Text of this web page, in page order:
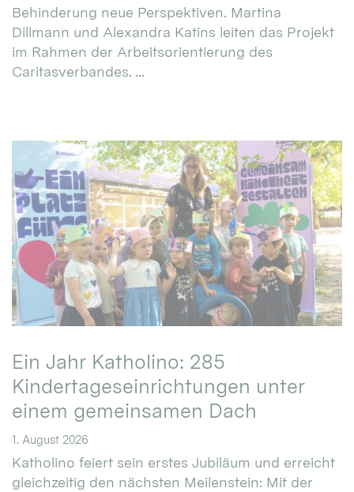
Behinderung neue Perspektiven. Martina
Dillmann und Alexandra Katins leiten das Projekt
im Rahmen der Arbeitsorientierung des
Caritasverbandes. ...
Ein Jahr Katholino: 285
Kindertageseinrichtungen unter
einem gemeinsamen Dach
1. August 2026
Katholino feiert sein erstes Jubiläum und erreicht
gleichzeitig den nächsten Meilenstein: Mit der